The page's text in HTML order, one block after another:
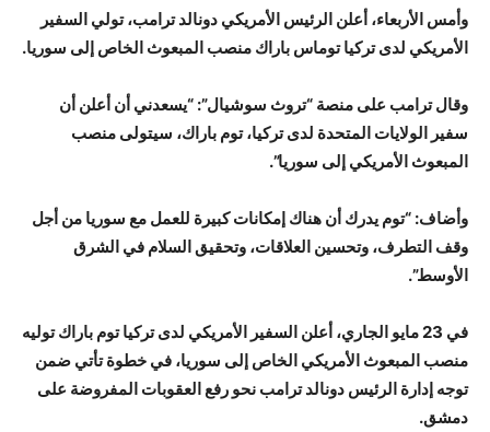
وأمس الأربعاء، أعلن الرئيس الأمريكي دونالد ترامب، تولي السفير
الأمريكي لدى تركيا توماس باراك منصب المبعوث الخاص إلى سوريا.
وقال ترامب على منصة “تروث سوشيال”: “يسعدني أن أعلن أن
سفير الولايات المتحدة لدى تركيا، توم باراك، سيتولى منصب
المبعوث الأمريكي إلى سوريا”.
وأضاف: “توم يدرك أن هناك إمكانات كبيرة للعمل مع سوريا من أجل
وقف التطرف، وتحسين العلاقات، وتحقيق السلام في الشرق
الأوسط”.
في 23 مايو الجاري، أعلن السفير الأمريكي لدى تركيا توم باراك توليه
منصب المبعوث الأمريكي الخاص إلى سوريا، في خطوة تأتي ضمن
توجه إدارة الرئيس دونالد ترامب نحو رفع العقوبات المفروضة على
دمشق.